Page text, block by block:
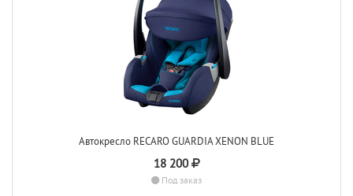
Автокресло RECARO GUARDIA XENON BLUE
18 200
Под заказ